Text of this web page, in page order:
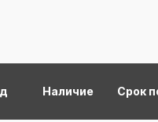
Наличие Срок